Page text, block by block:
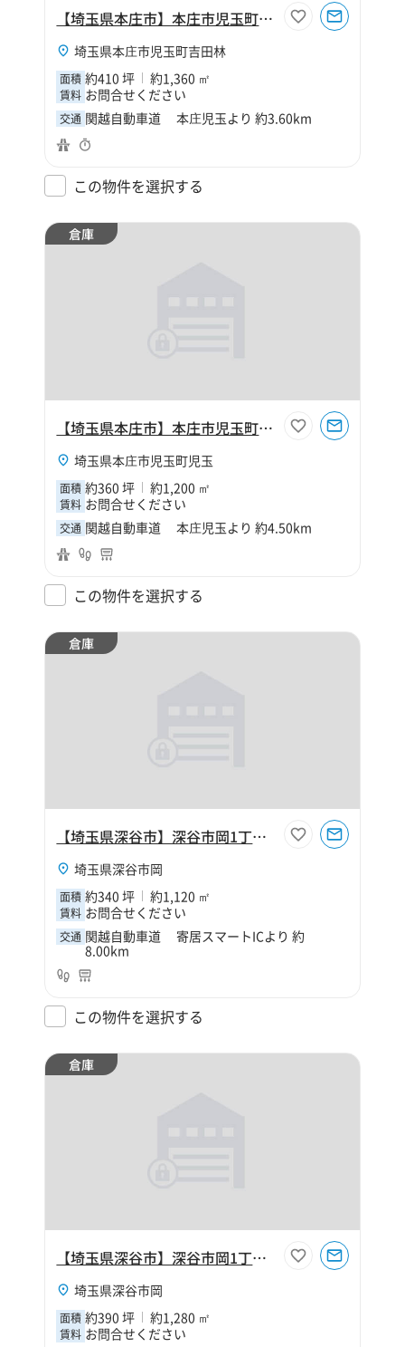
【埼玉県本庄市】本庄市児玉町吉田林410坪倉庫
埼玉県本庄市児玉町吉田林
面積 約410 坪 約1,360 ㎡
賃料 お問合せください
交通 関越自動車道 本庄児玉より 約3.60km
この物件を選択する
倉庫
【埼玉県本庄市】本庄市児玉町児玉360坪倉庫
埼玉県本庄市児玉町児玉
面積 約360 坪 約1,200 ㎡
賃料 お問合せください
交通 関越自動車道 本庄児玉より 約4.50km
この物件を選択する
倉庫
【埼玉県深谷市】深谷市岡1丁目340坪倉庫
埼玉県深谷市岡
面積 約340 坪 約1,120 ㎡
賃料 お問合せください
交通 関越自動車道 寄居スマートICより 約
8.00km
この物件を選択する
倉庫
【埼玉県深谷市】深谷市岡1丁目390坪倉庫
埼玉県深谷市岡
面積 約390 坪 約1,280 ㎡
賃料 お問合せください